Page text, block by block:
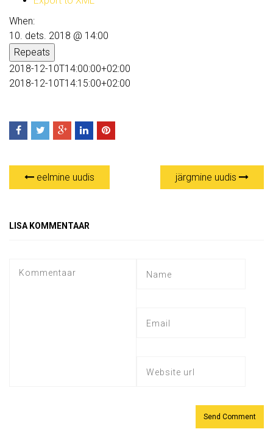
When:
10. dets. 2018 @ 14:00
Repeats
2018-12-10T14:00:00+02:00
2018-12-10T14:15:00+02:00
eelmine uudis järgmine uudis
LISA KOMMENTAAR